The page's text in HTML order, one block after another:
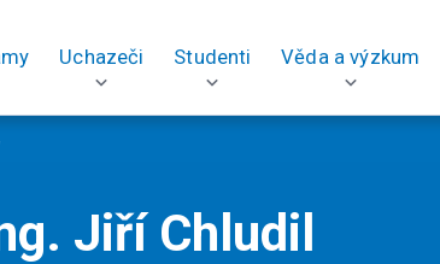
Uchazeči Studenti Věda a výzkum
Jiří Chludil